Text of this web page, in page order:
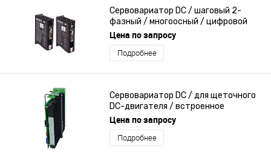
Сервовариатор DC / шаговый 2-
фазный / многоосный / цифровой
Цена по запросу
Подробнее
Сервовариатор DC / для щеточного
DC-двигателя / встроенное
сопротивление торможению
Цена по запросу
Подробнее